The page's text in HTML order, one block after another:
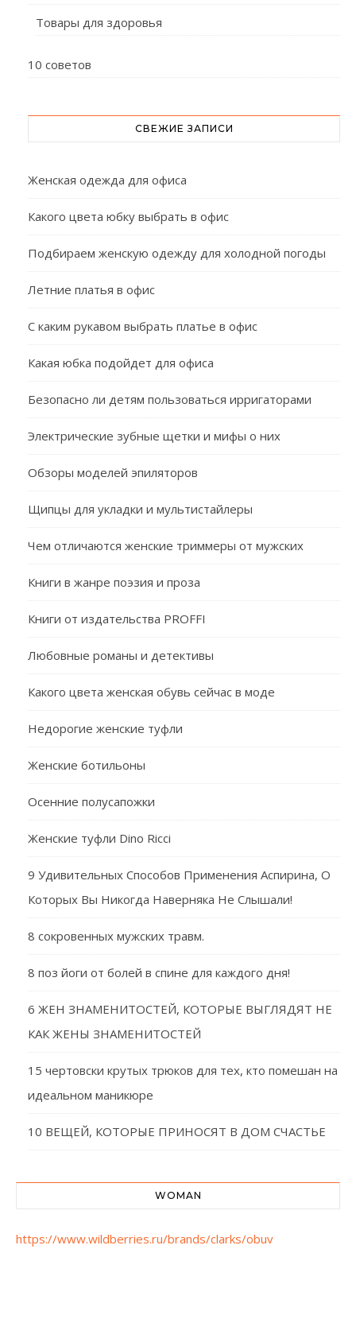
Товары для здоровья
10 советов
СВЕЖИЕ ЗАПИСИ
Женская одежда для офиса
Какого цвета юбку выбрать в офис
Подбираем женскую одежду для холодной погоды
Летние платья в офис
С каким рукавом выбрать платье в офис
Какая юбка подойдет для офиса
Безопасно ли детям пользоваться ирригаторами
Электрические зубные щетки и мифы о них
Обзоры моделей эпиляторов
Щипцы для укладки и мультистайлеры
Чем отличаются женские триммеры от мужских
Книги в жанре поэзия и проза
Книги от издательства PROFFI
Любовные романы и детективы
Какого цвета женская обувь сейчас в моде
Недорогие женские туфли
Женские ботильоны
Осенние полусапожки
Женские туфли Dino Ricci
9 Удивительных Способов Применения Аспирина, О
Которых Вы Никогда Наверняка Не Слышали!
8 сокровенных мужских травм.
8 поз йоги от болей в спине для каждого дня!
6 ЖЕН ЗНАМЕНИТОСТЕЙ, КОТОРЫЕ ВЫГЛЯДЯТ НЕ
КАК ЖЕНЫ ЗНАМЕНИТОСТЕЙ
15 чертовски крутых трюков для тех, кто помешан на
идеальном маникюре
10 ВЕЩЕЙ, КОТОРЫЕ ПРИНОСЯТ В ДОМ СЧАСТЬЕ
WOMAN
https://www.wildberries.ru/brands/clarks/obuv